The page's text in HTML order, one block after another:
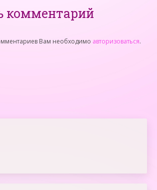
комментарий
Вам необходимо авторизоваться.